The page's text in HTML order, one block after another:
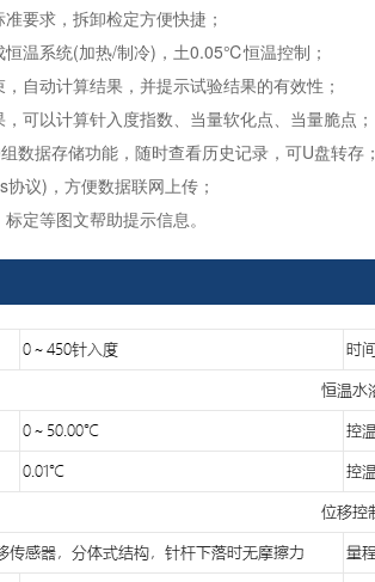
要求，拆卸检定方便快捷；
温系统(加热/制冷)，土0.05℃恒温控制；
自动计算结果，并提示试验结果的有效性；
可以计算针入度指数、当量软化点、当量脆点；
数据存储功能，随时查看历史记录，可U盘转存；
议)，方便数据联网上传；
定等图文帮助提示信息。